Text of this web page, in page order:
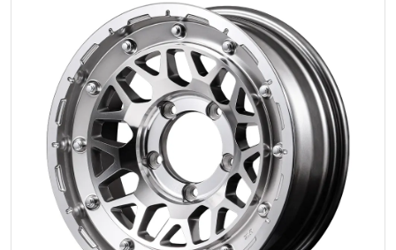
MIDディスプレイショップ
お知らせ
公式SNS